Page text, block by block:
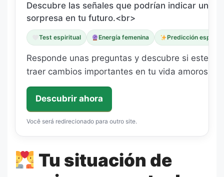
Descubre las señales que podrían indicar una
sorpresa en tu futuro.<br>
Test espiritual Energía femenina Predicción especial
Responde unas preguntas y descubre si este
traer cambios importantes en tu vida amorosa y
Descubrir ahora
Você será redirecionado para outro site.
Tu situación de